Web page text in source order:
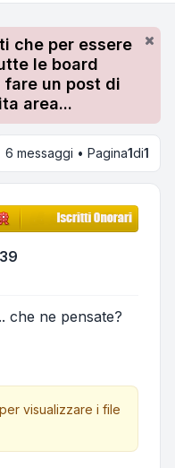
che per essere
le board
un post di
area...
6 messaggi • Pagina1di1
che ne pensate?
visualizzare i file